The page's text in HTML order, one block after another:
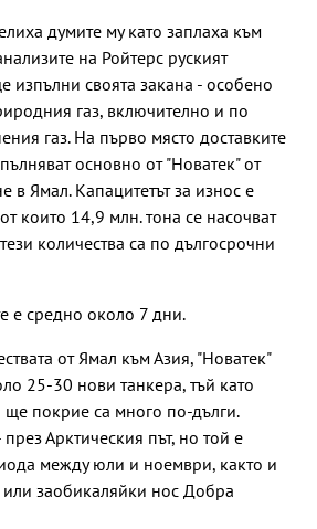
думите му като заплаха към
на Ройтерс руският
изпълни своята закана - особено
газ, включително и по
газ. На първо място доставките
основно от "Новатек" от
в Ямал. Капацитетът за износ е
които 14,9 млн. тона се насочват
количества са по дългосрочни
е средно около 7 дни.
от Ямал към Азия, "Новатек"
25-30 нови танкера, тъй като
ще покрие са много по-дълги.
Арктическия път, но той е
между юли и ноември, както и
заобикаляйки нос Добра